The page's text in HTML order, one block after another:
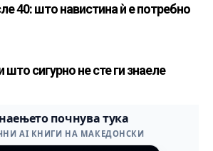
40: што навистина ѝ е потребно
сигурно не сте ги знаеле